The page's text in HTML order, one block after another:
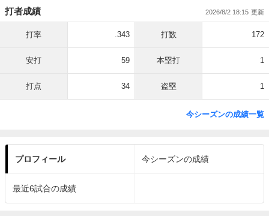
打者成績 2026/8/2 18:15
打率 .343 打数 172
安打 59 本塁打 1
打点 34 盗塁 1
今シーズンの成績一覧
プロフィール 今シーズンの成績
最近6試合の成績